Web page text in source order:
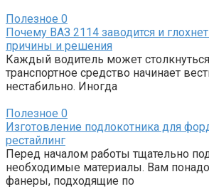
Полезное 0
Почему ВАЗ 2114 заводится и
причины и решения
Каждый водитель может
транспортное средство начинает
нестабильно. Иногда
Полезное 0
Изготовление подлокотника для
рестайлинг
Перед началом работы тщательно
необходимые материалы. Вам
фанеры, подходящие по